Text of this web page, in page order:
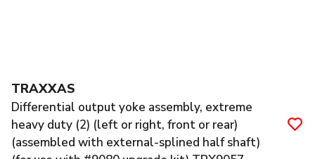
TRAXXAS
Differential output yoke assembly, extreme
heavy duty (2) (left or right, front or rear)
(assembled with external-splined half shaft)